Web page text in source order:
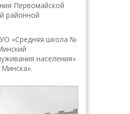
Первомайской
районной
«Средняя школа №
населения»